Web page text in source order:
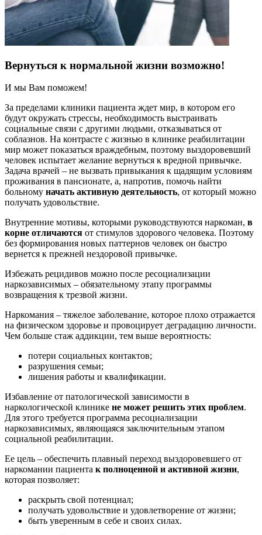
Вернуться к нормальной жизни возможно!
И мы Вам поможем!
За пределами клиники пациента ждет мир, в котором его
будут окружать стрессы, необходимость выстраивать
социальные связи с другими людьми, отказываться от
соблазнов. На контрасте с жизнью в клинике реабилитации
мир может показаться враждебным, поэтому выздоровевший
человек испытает желание вернуться к вредной привычке.
Задача врачей – не вызвать привыкания к щадящим условиям
проживания в пансионате, а, напротив, помочь найти
больному начать активную деятельность, от который можно
получать удовольствие.
Внутренние мотивы, которыми руководствуются наркоман, в
корне отличаются от стимулов здорового человека. Поэтому
без формирования новых паттернов человек он быстро
вернется к прежней нездоровой привычке.
Избежать рецидивов можно после ресоциализации
наркозависимых – обязательному этапу программы
возвращения к трезвой жизни.
Наркомания – тяжелое заболевание, которое плохо отражается
на физическом здоровье и провоцирует деградацию личности.
Чем больше стаж аддикции, тем выше вероятность:
потери социальных контактов;
разрушения семьи;
лишения работы и квалификации.
Избавление от патологической зависимости в
наркологической клинике не может решить этих проблем.
Для этого требуется программа ресоциализации
наркозависимых, являющаяся заключительным этапом
социальной реабилитации.
Ее цель – обеспечить плавный переход выздоровевшего от
наркомании пациента к полноценной и активной жизни,
которая позволяет:
раскрыть свой потенциал;
получать удовольствие и удовлетворение от жизни;
быть уверенным в себе и своих силах.